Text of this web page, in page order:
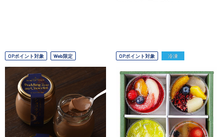
OPポイント対象 Web限定 OPポイント対象 冷凍